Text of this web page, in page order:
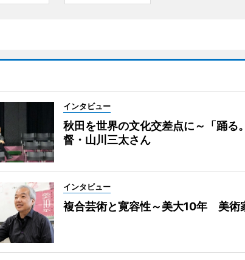
インタビュー
秋田を世界の文化交差点に～「踊る
督・山川三太さん
インタビュー
複合芸術と寛容性～美大10年 美術